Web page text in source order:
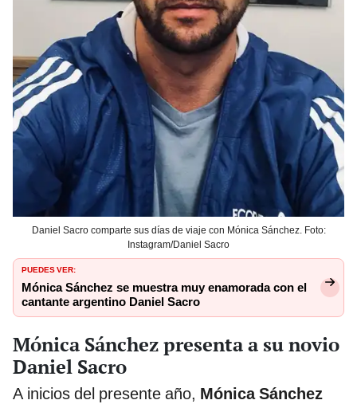
Daniel Sacro comparte sus días de viaje con Mónica Sánchez. Foto:
Instagram/Daniel Sacro
PUEDES VER:
Mónica Sánchez se muestra muy enamorada con el
cantante argentino Daniel Sacro
Mónica Sánchez presenta a su novio
Daniel Sacro
A inicios del presente año, Mónica Sánchez